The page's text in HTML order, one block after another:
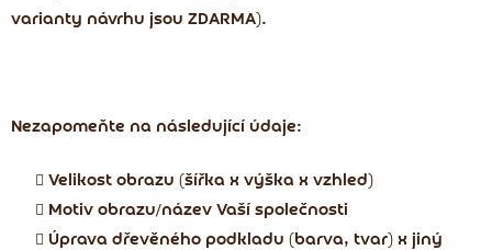
varianty návrhu jsou ZDARMA).
Nezapomeňte na následující údaje:
Velikost obrazu (šířka x výška x vzhled)
Motiv obrazu/název Vaší společnosti
Úprava dřevěného podkladu (barva, tvar) x jiný